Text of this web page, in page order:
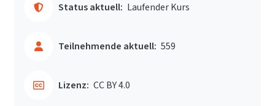
Status aktuell: Laufender Kurs
Teilnehmende aktuell: 559
Lizenz: CC BY 4.0